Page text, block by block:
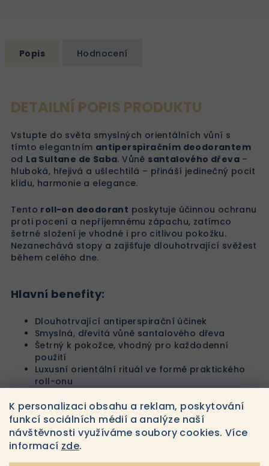
K personalizaci obsahu a reklam, poskytování
funkcí sociálních médií a analýze naší
návštěvnosti využíváme soubory cookies. Více
informací zde.
Popis Hodnocení
DETAILNÍ POPIS PRODUKTU
Vstupte do světa smyslných orientálních vůní s
tímto elegantním antiperspiračním deodorantem
od La Sultane de Saba. Vůně santalového dřeva –
hluboká, hřejivá a ušlechtilá – přináší jedinečný pocit
klidu, harmonie a elegance.
Tento roll-on deodorant poskytuje účinnou ochranu
proti pocení a nepříjemnému zápachu, zatímco
šetrné složení je vhodné i pro citlivou pokožku.
Nezanechává stopy a zajišťuje dlouhotrvající svěžest
během celého dne.
Hlavní benefity:
Dlouhotrvající antiperspirační účinek
Smyslná, dřevitá vůně santalového dřeva
Šetrný k pokožce, vhodný pro každodenní
použití
Luxusní orientální rituál ve formě praktického
roll-onu
Ponořte se do mystiky a klidu Východu s každým
dotykem tohoto exkluzivního deodorantu.